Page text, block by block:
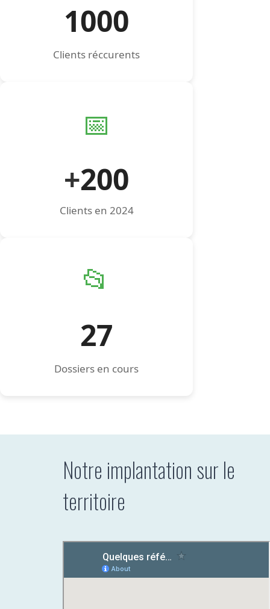
1000
Clients réccurents
📅
+200
Clients en 2024
📂
27
Dossiers en cours
Notre implantation sur le
territoire